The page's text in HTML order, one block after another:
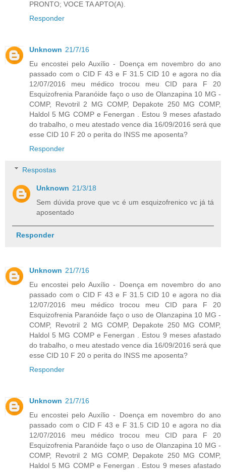
PRONTO; VOCE TA APTO(A).
Responder
Unknown 21/7/16
Eu encostei pelo Auxílio - Doença em novembro do ano
passado com o CID F 43 e F 31.5 CID 10 e agora no dia
12/07/2016 meu médico trocou meu CID para F 20
Esquizofrenia Paranóide faço o uso de Olanzapina 10 MG -
COMP, Revotril 2 MG COMP, Depakote 250 MG COMP,
Haldol 5 MG COMP e Fenergan . Estou 9 meses afastado
do trabalho, o meu atestado vence dia 16/09/2016 será que
esse CID 10 F 20 o perita do INSS me aposenta?
Responder
Respostas
Unknown 21/3/18
Sem dúvida prove que vc é um esquizofrenico vc já tá
aposentado
Responder
Unknown 21/7/16
Eu encostei pelo Auxílio - Doença em novembro do ano
passado com o CID F 43 e F 31.5 CID 10 e agora no dia
12/07/2016 meu médico trocou meu CID para F 20
Esquizofrenia Paranóide faço o uso de Olanzapina 10 MG -
COMP, Revotril 2 MG COMP, Depakote 250 MG COMP,
Haldol 5 MG COMP e Fenergan . Estou 9 meses afastado
do trabalho, o meu atestado vence dia 16/09/2016 será que
esse CID 10 F 20 o perita do INSS me aposenta?
Responder
Unknown 21/7/16
Eu encostei pelo Auxílio - Doença em novembro do ano
passado com o CID F 43 e F 31.5 CID 10 e agora no dia
12/07/2016 meu médico trocou meu CID para F 20
Esquizofrenia Paranóide faço o uso de Olanzapina 10 MG -
COMP, Revotril 2 MG COMP, Depakote 250 MG COMP,
Haldol 5 MG COMP e Fenergan . Estou 9 meses afastado